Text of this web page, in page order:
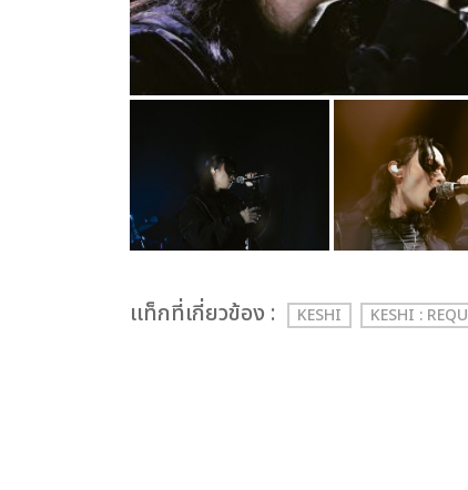
เเท็กที่เกี่ยวข้อง : KESHI KESHI :